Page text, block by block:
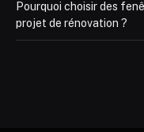
Pourquoi choisir des
projet de rénovation ?